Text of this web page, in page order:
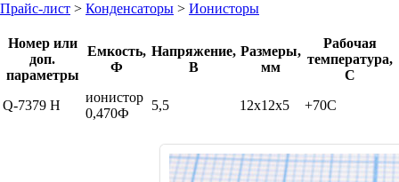
Прайс-лист > Конденсаторы > Ионисторы
Номер или
доп.
параметры
Емкость,
Ф
Напряжение,
В
Размеры,
мм
Рабочая
температура,
С
Q-7379 H
ионистор
0,470Ф
5,5 12x12x5 +70C